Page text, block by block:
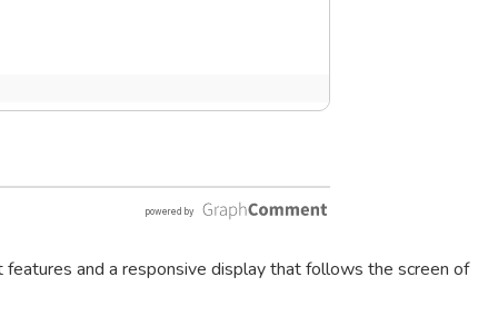
and a responsive display that follows the screen of